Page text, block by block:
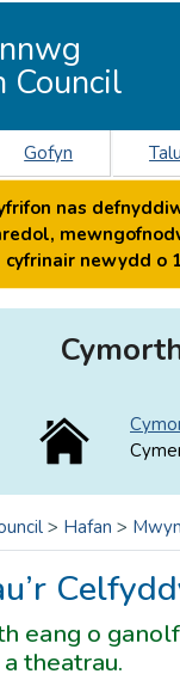
Council
Gofyn Talu
nas
cyfrinair newydd o
> Hafan >
eang o
theatrau.